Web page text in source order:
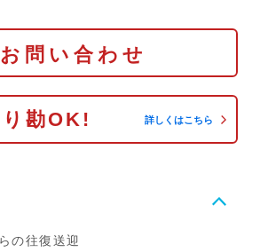
お問い合わせ
勘OK! 詳しくはこちら
の往復送迎